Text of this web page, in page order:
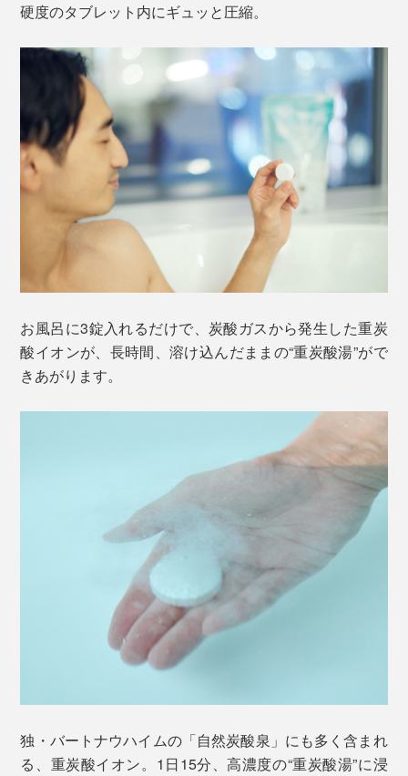
硬度のタブレット内にギュッと圧縮。
お風呂に3錠入れるだけで、炭酸ガスから発生した重炭
酸イオンが、長時間、溶け込んだままの“重炭酸湯”がで
きあがります。
独・バートナウハイムの「自然炭酸泉」にも多く含まれ
る、重炭酸イオン。1日15分、高濃度の“重炭酸湯”に浸